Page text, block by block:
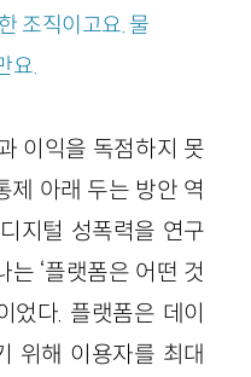
조직이고요. 물
요.
이익을 독점하지 못
제 아래 두는 방안 역
지털 성폭력을 연구
‘플랫폼은 어떤 것
었다. 플랫폼은 데이
위해 이용자를 최대